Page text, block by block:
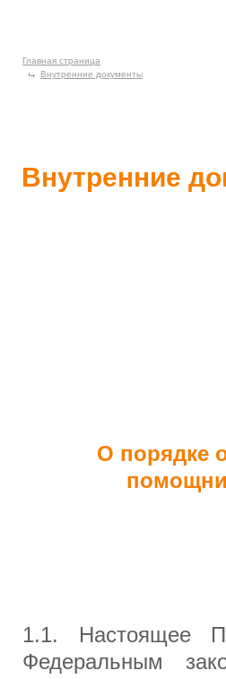
Главная страница
Внутренние документы
Внутренние
О порядке
1.1. Настоящее
Федеральным